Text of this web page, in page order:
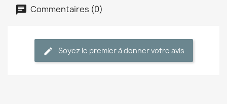
Commentaires (0)
Soyez le premier à donner votre avis